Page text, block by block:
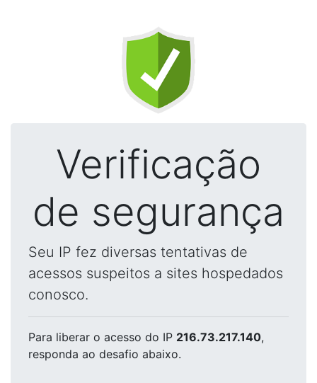
Verificação
de segurança
Seu IP fez diversas tentativas de
acessos suspeitos a sites hospedados
conosco.
Para liberar o acesso do IP 216.73.217.140,
responda ao desafio abaixo.